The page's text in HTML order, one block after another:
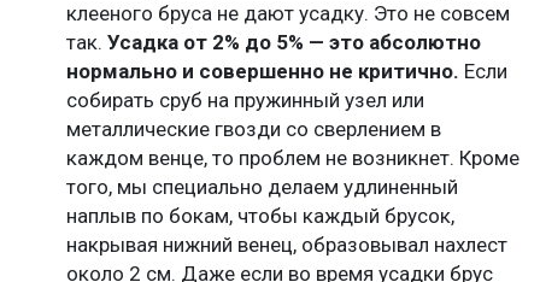
клееного бруса не дают усадку. Это не совсем
так. Усадка от 2% до 5% — это абсолютно
нормально и совершенно не критично. Если
собирать сруб на пружинный узел или
металлические гвозди со сверлением в
каждом венце, то проблем не возникнет. Кроме
того, мы специально делаем удлиненный
наплыв по бокам, чтобы каждый брусок,
накрывая нижний венец, образовывал нахлест
около 2 см. Даже если во время усадки брус